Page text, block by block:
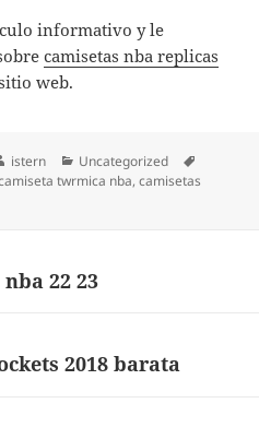
informativo y le
camisetas nba replicas
web.
Autor
istern Categorías
Uncategorized
twrmica nba,camisetas
22 23
2018 barata